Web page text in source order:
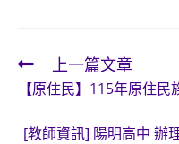
Read
more
articles
上一篇文章
【原住民】115年原住
[教師資訊] 陽明高中 辦